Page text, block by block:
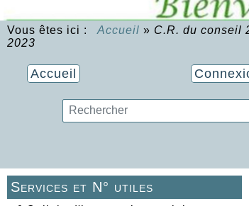
Vous êtes ici : Accueil » C.R. du conseil
2023
Accueil
Services et N° utiles